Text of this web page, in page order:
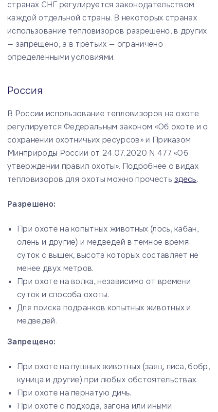
странах СНГ регулируется законодательством
каждой отдельной страны. В некоторых странах
использование тепловизоров разрешено, в других
— запрещено, а в третьих — ограничено
определенными условиями.
Россия
В России использование тепловизоров на охоте
регулируется Федеральным законом «Об охоте и о
сохранении охотничьих ресурсов» и Приказом
Минприроды России от 24.07.2020 N 477 «Об
утверждении правил охоты». Подробнее о видах
тепловизоров для охоты можно прочестьздесь.
Разрешено:
При охоте на копытных животных (лось, кабан,
олень и другие) и медведей в темное время
суток с вышек, высота которых составляет не
менее двух метров.
При охоте на волка, независимо от времени
суток и способа охоты.
Для поиска подранков копытных животных и
медведей.
Запрещено:
При охоте на пушных животных (заяц, лиса, бобр,
куница и другие) при любых обстоятельствах.
При охоте на пернатую дичь.
При охоте с подхода, загона или иными